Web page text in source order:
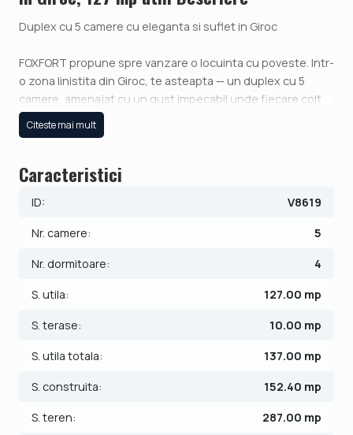
Duplex cu 5 camere cu eleganta si suflet in Giroc
FOXFORT propune spre vanzare o locuinta cu poveste. Intr-
o zona linistita din Giroc, te asteapta — un duplex cu 5
camere, amenajat cu un gust impecabil unde fiecare colt
respira armonie si rafinament.
zidarie de caramida, casa imbina robustetea constructiei
un teren de 287 mp, aceasta proprietate ofera spatiu
Parter
Living – spatiu aerisit, cu acces pe terasa
Birou – perfect pentru munca de acasa
Baie – design modern
cu prietenii
Citeste mai mult
Caracteristici
ID: V8619
Nr. camere: 5
Nr. dormitoare: 4
S. utila: 127.00 mp
S. terase: 10.00 mp
S. utila totala: 137.00 mp
S. construita: 152.40 mp
S. teren: 287.00 mp